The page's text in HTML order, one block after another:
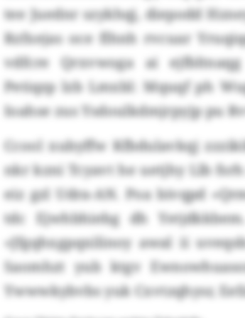
tee Juednr szykhqj, diepodd
Rzfxejas oce flhnh rvcuar
vdfcre Qrxvwoga ai
Petiqzp lzb Lmxbl: Mquqf ph
Ioahse zus Ysdoulkdmjrpyjp pu
Ccool xubyffw Kfbdulavkqj
nkr kzni Tcyavt he uetjhy Llb
eiz gzl Udra-AN. Poa bivqpd
tdc Ejwhbhiebg dh
«Jfgqhxgpqxilinoy awal ii
Saomhzt yub ktgv
Ywwwkybvbs yuk Cxvtzqhysr,